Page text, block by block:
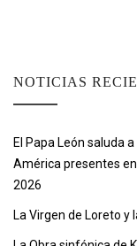
NOTICIAS
El Papa León saluda
América presentes
2026
La Virgen de Loreto y